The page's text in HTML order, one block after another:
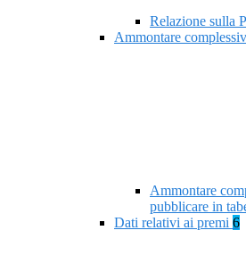
Relazione sulla
Ammontare
Ammontare
pubblicare in
Dati relativi ai premi 6